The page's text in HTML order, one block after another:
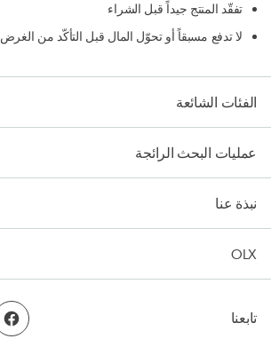
تفقّد المنتج جيداً قبل الشراء
لا تدفع مسبقاً أو تحوّل المال قبل التأكّد من الغرض
الفئات الشائعة
عمليات البحث الرائجة
نبذة عنا
OLX
تابعنا